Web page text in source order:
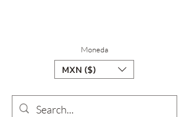
Moneda
MXN ($)